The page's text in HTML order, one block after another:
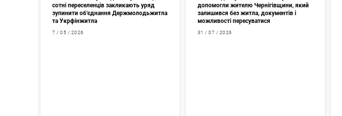
сотні переселенців закликають уряд
зупинити об’єднання Держмолодьжитла
та Укрфінжитла
7 / 05 / 2026
допомогли жителю Чернігівщини, який
залишився без житла, документів і
можливості пересуватися
31 / 07 / 2026